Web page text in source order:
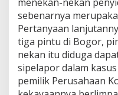
sebenarnya
Pertanyaan
tiga pintu di Bogor,
nekan itu diduga
sipelapor dalam
pemilik Perusahaan